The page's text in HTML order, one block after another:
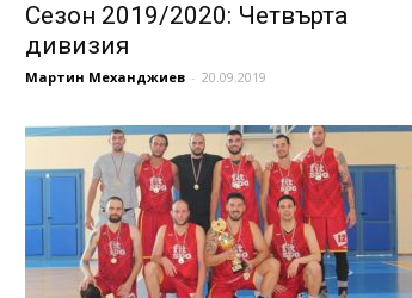
Сезон 2019/2020: Четвърта
дивизия
Мартин Механджиев - 20.09.2019